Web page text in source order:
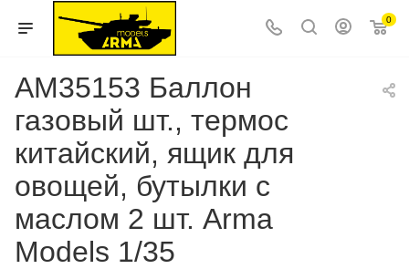
0
AM35153 Баллон
газовый шт., термос
китайский, ящик для
овощей, бутылки с
маслом 2 шт. Arma
Models 1/35